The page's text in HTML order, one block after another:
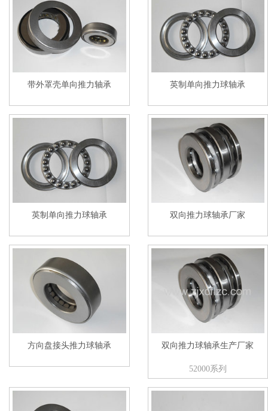
带外罩壳单向推力轴承 英制单向推力球轴承
英制单向推力球轴承 双向推力球轴承厂家
方向盘接头推力球轴承 双向推力球轴承生产厂家
52000系列